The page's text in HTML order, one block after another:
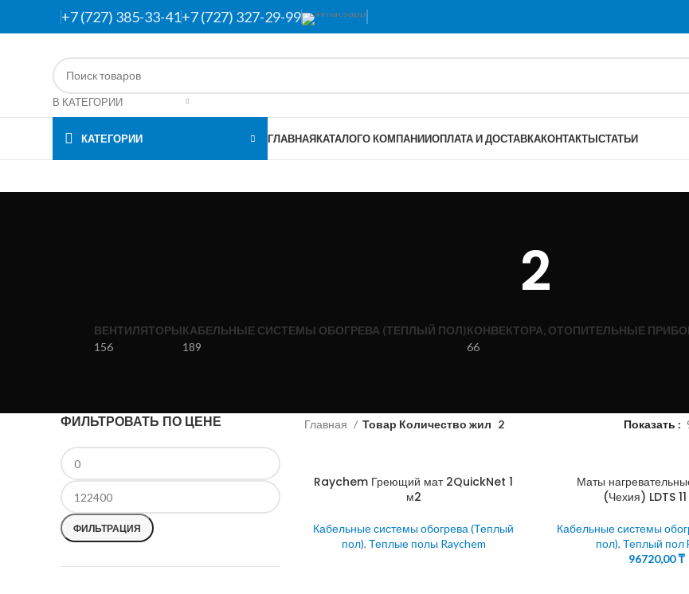
+7 (727) 385-33-41+7 (727) 327-29-99
В КАТЕГОРИИ
КАТЕГОРИИ ГЛАВНАЯКАТАЛОГО КОМПАНИИОПЛАТА И ДОСТАВКАКОНТАКТЫСТАТЬИ
2
ВЕНТИЛЯТОРЫ
156
КАБЕЛЬНЫЕ СИСТЕМЫ ОБОГРЕВА (ТЕПЛЫЙ ПОЛ)
189
КОНВЕКТОРА, ОТОПИТЕЛЬНЫЕ
66
ФИЛЬТРОВАТЬ ПО ЦЕНЕ
ФИЛЬТРАЦИЯ
Главная Товар Количество жил 2 Показать
Raychem Греющий мат 2QuickNet 1
м2
Кабельные системы обогрева (Теплый
пол), Теплые полы Raychem
Маты
(Чехия) LDTS
Кабельные системы
пол),Теплый пол
96720,00₸